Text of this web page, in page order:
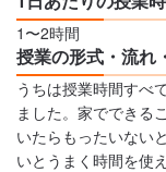
1〜2時間
授業の形式・流れ
うちは授業時間すべ
ました。家でできる
いたらもったいない
いとうまく時間を使